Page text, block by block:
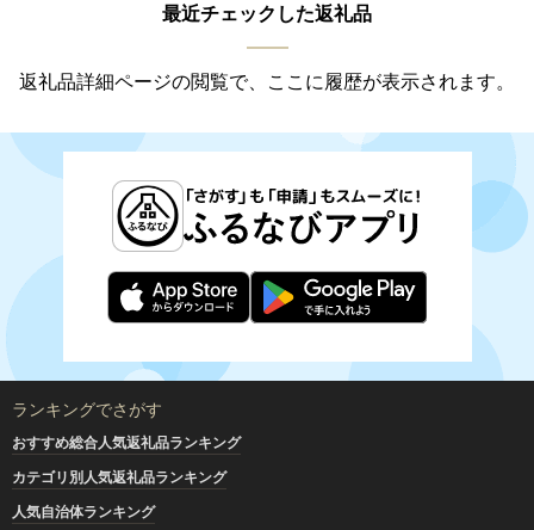
最近チェックした返礼品
返礼品詳細ページの閲覧で、ここに履歴が表示されます。
ランキングでさがす
おすすめ総合人気返礼品ランキング
カテゴリ別人気返礼品ランキング
人気自治体ランキング